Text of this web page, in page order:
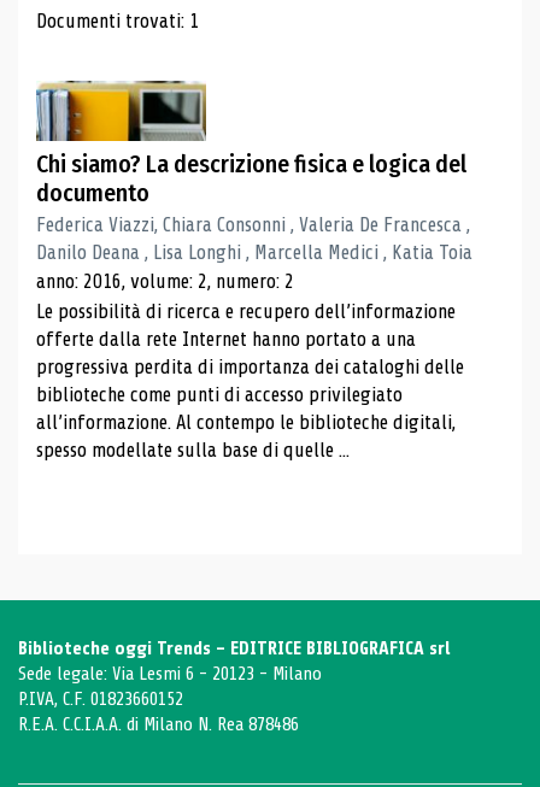
Risultati di ricerca
Documenti trovati: 1
Chi siamo? La descrizione fisica e logica del
documento
Federica Viazzi, Chiara Consonni , Valeria De Francesca ,
Danilo Deana , Lisa Longhi , Marcella Medici , Katia Toia
anno: 2016, volume: 2, numero: 2
Le possibilità di ricerca e recupero dell’informazione
offerte dalla rete Internet hanno portato a una
progressiva perdita di importanza dei cataloghi delle
biblioteche come punti di accesso privilegiato
all’informazione. Al contempo le biblioteche digitali,
spesso modellate sulla base di quelle ...
Biblioteche oggi Trends - EDITRICE BIBLIOGRAFICA srl
Sede legale: Via Lesmi 6 - 20123 - Milano
P.IVA, C.F. 01823660152
R.E.A. C.C.I.A.A. di Milano N. Rea 878486